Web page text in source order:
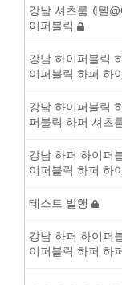
강남 셔츠룸 ⦇텔
이퍼블릭
강남 하이퍼블릭
이퍼블릭 하퍼 하
강남 하이퍼블릭
퍼블릭 하퍼 셔츠
강남 하퍼 하이
이퍼블릭 하퍼 하
테스트 발행
강남 하퍼 하이
이퍼블릭 하퍼 하